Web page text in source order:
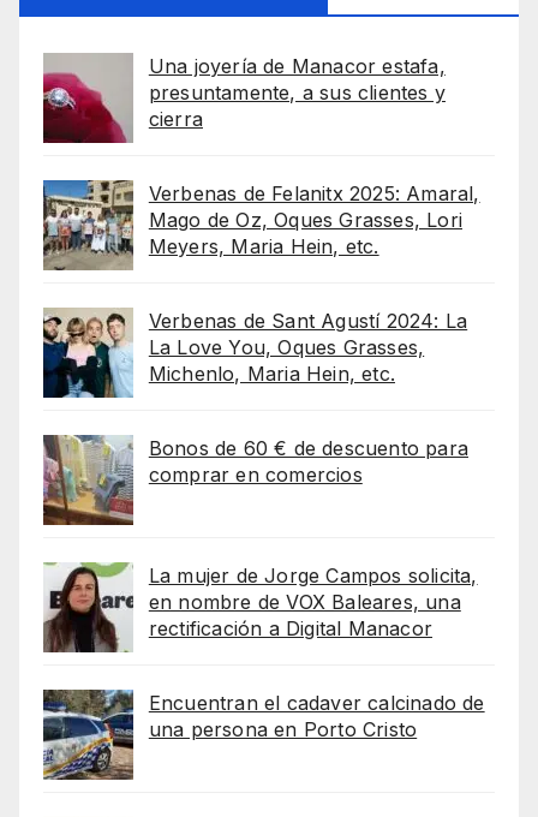
Una joyería de Manacor estafa,
presuntamente, a sus clientes y
cierra
Verbenas de Felanitx 2025: Amaral,
Mago de Oz, Oques Grasses, Lori
Meyers, Maria Hein, etc.
Verbenas de Sant Agustí 2024: La
La Love You, Oques Grasses,
Michenlo, Maria Hein, etc.
Bonos de 60 € de descuento para
comprar en comercios
La mujer de Jorge Campos solicita,
en nombre de VOX Baleares, una
rectificación a Digital Manacor
Encuentran el cadaver calcinado de
una persona en Porto Cristo